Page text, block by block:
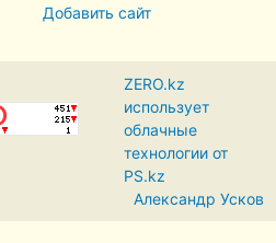
Добавить сайт
ZERO.kz
использует
облачные
технологии от
PS.kz
Александр Усков